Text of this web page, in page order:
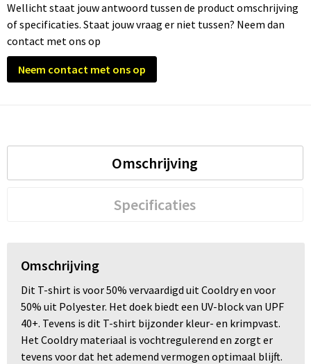
Wellicht staat jouw antwoord tussen de product omschrijving
of specificaties. Staat jouw vraag er niet tussen? Neem dan
contact met ons op
Neem contact met ons op
Omschrijving
Specificaties
Omschrijving
Dit T-shirt is voor 50% vervaardigd uit Cooldry en voor
50% uit Polyester. Het doek biedt een UV-block van UPF
40+. Tevens is dit T-shirt bijzonder kleur- en krimpvast.
Het Cooldry materiaal is vochtregulerend en zorgt er
tevens voor dat het ademend vermogen optimaal blijft.